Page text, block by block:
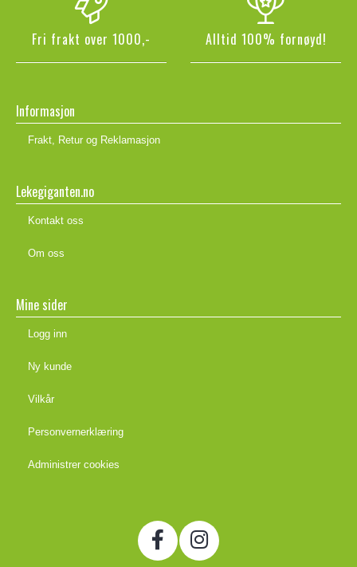
Fri frakt over 1000,- Alltid 100% fornøyd!
Informasjon
Frakt, Retur og Reklamasjon
Lekegiganten.no
Kontakt oss
Om oss
Mine sider
Logg inn
Ny kunde
Vilkår
Personvernerklæring
Administrer cookies